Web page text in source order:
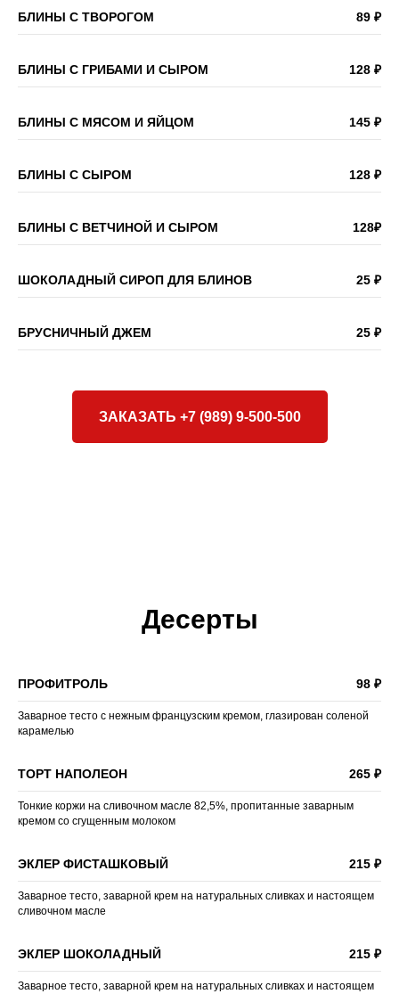
БЛИНЫ С ТВОРОГОМ 89 ₽
БЛИНЫ С ГРИБАМИ И СЫРОМ 128 ₽
БЛИНЫ С МЯСОМ И ЯЙЦОМ 145 ₽
БЛИНЫ С СЫРОМ 128 ₽
БЛИНЫ С ВЕТЧИНОЙ И СЫРОМ 128₽
ШОКОЛАДНЫЙ СИРОП ДЛЯ БЛИНОВ 25 ₽
БРУСНИЧНЫЙ ДЖЕМ 25 ₽
ЗАКАЗАТЬ +7 (989) 9-500-500
Десерты
ПРОФИТРОЛЬ 98 ₽
Заварное тесто с нежным французским кремом, глазирован соленой
карамелью
ТОРТ НАПОЛЕОН 265 ₽
Тонкие коржи на сливочном масле 82,5%, пропитанные заварным
кремом со сгущенным молоком
ЭКЛЕР ФИСТАШКОВЫЙ 215 ₽
Заварное тесто, заварной крем на натуральных сливках и настоящем
сливочном масле
ЭКЛЕР ШОКОЛАДНЫЙ 215 ₽
Заварное тесто, заварной крем на натуральных сливках и настоящем